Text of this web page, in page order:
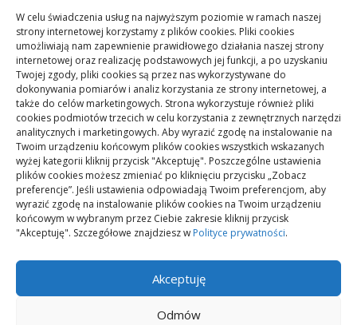
W celu świadczenia usług na najwyższym poziomie w ramach naszej
strony internetowej korzystamy z plików cookies. Pliki cookies
umożliwiają nam zapewnienie prawidłowego działania naszej strony
internetowej oraz realizację podstawowych jej funkcji, a po uzyskaniu
Twojej zgody, pliki cookies są przez nas wykorzystywane do
dokonywania pomiarów i analiz korzystania ze strony internetowej, a
także do celów marketingowych. Strona wykorzystuje również pliki
cookies podmiotów trzecich w celu korzystania z zewnętrznych narzędzi
analitycznych i marketingowych. Aby wyrazić zgodę na instalowanie na
Twoim urządzeniu końcowym plików cookies wszystkich wskazanych
wyżej kategorii kliknij przycisk "Akceptuję". Poszczególne ustawienia
plików cookies możesz zmieniać po kliknięciu przycisku „Zobacz
preferencje”. Jeśli ustawienia odpowiadają Twoim preferencjom, aby
wyrazić zgodę na instalowanie plików cookies na Twoim urządzeniu
końcowym w wybranym przez Ciebie zakresie kliknij przycisk
"Akceptuję". Szczegółowe znajdziesz w Polityce prywatności.
Akceptuję
Odmów
Dom
Ogród
Remont
Meta
Zaloguj się
Kanał wpisów
Kanał komentarzy
WordPress.org
Polityka plików cookies (EU)